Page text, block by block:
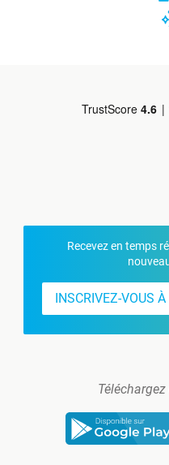
Recevez en temps
INSCRIVEZ-VOUS